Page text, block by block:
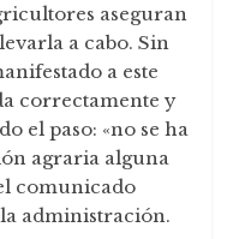
aseguran
a cabo. Sin
a este
correctamente y
el paso: «no se ha
agraria alguna
comunicado
administración.